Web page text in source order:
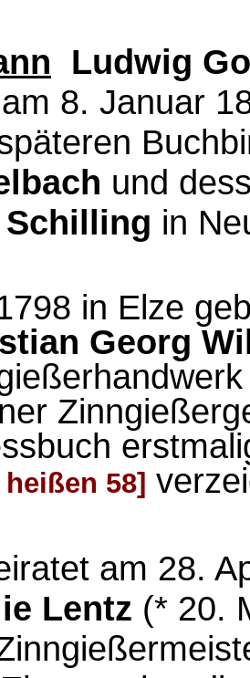
Ludwig
8. Januar
und
Schilling in
in Elze
Georg
58]
am 28.
Lentz (* 20.